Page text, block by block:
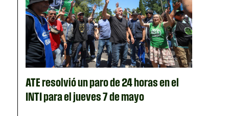
ATE resolvió un paro de 24 horas en el
INTI para el jueves 7 de mayo